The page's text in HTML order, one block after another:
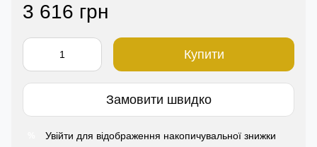
3 616 грн
Купити
Замовити швидко
Увійти для відображення накопичувальної знижки